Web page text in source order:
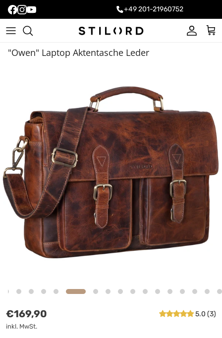
+49 201-21960752
Konto
"Owen" Laptop Aktentasche Leder
Normaler Preis
€169,90
inkl. MwSt.
5.0 (3)